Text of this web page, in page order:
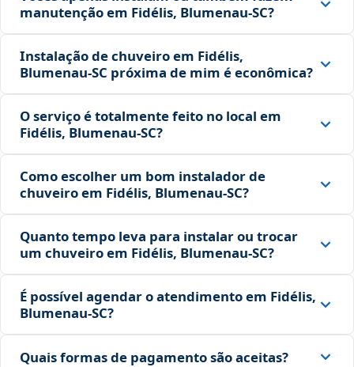
manutenção em Fidélis, Blumenau‑SC?
Instalação de chuveiro em Fidélis,
Blumenau‑SC próxima de mim é econômica?
O serviço é totalmente feito no local em
Fidélis, Blumenau‑SC?
Como escolher um bom instalador de
chuveiro em Fidélis, Blumenau‑SC?
Quanto tempo leva para instalar ou trocar
um chuveiro em Fidélis, Blumenau‑SC?
É possível agendar o atendimento em Fidélis,
Blumenau‑SC?
Quais formas de pagamento são aceitas?